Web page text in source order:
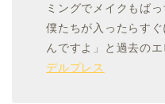
ミングでメイクもば
僕たちが入ったらす
んですよ」と過去の
デルプレス